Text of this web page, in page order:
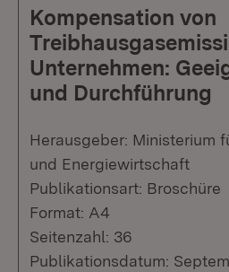
Kompensation von
Unternehmen:
und Durchführung
Herausgeber: Ministerium
und Energiewirtschaft
Publikationsart: Broschüre
Format: A4
Seitenzahl: 36
Publikationsdatum: